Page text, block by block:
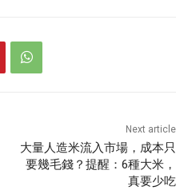
Next article
大量人造米流入市場，成本只
要幾毛錢？提醒：6種大米，
真要少吃